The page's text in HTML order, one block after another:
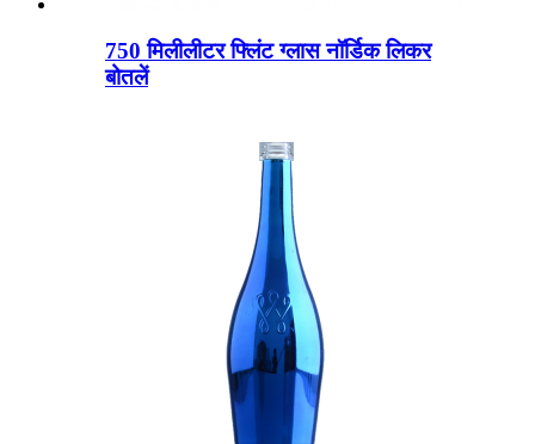
750 मिलीलीटर फ्लिंट ग्लास नॉर्डिक लिकर
बोतलें